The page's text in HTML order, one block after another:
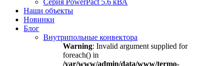
Серия PowerPact 5.6 кВА
Наши объекты
Новинки
Блог
Внутрипольные конвектора
Warning: Invalid argument supplied for
foreach() in
/var/www/admin/data/www/termo-